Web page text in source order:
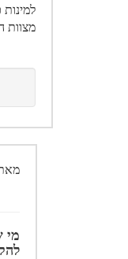
מצוות
מי